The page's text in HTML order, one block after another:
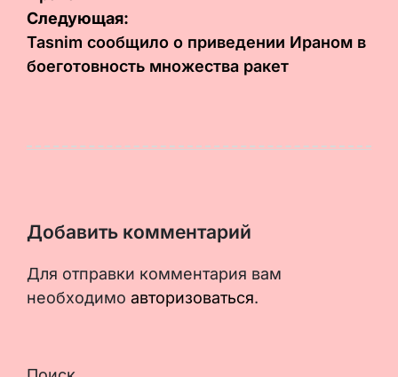
Следующая:
Tasnim сообщило о приведении Ираном в
боеготовность множества ракет
Добавить комментарий
Для отправки комментария вам
необходимо авторизоваться.